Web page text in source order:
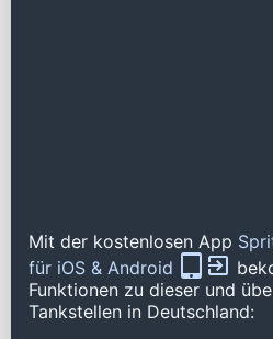
Mit der kostenlosen App
für iOS & Android
Funktionen zu dieser und
Tankstellen in Deutschland: